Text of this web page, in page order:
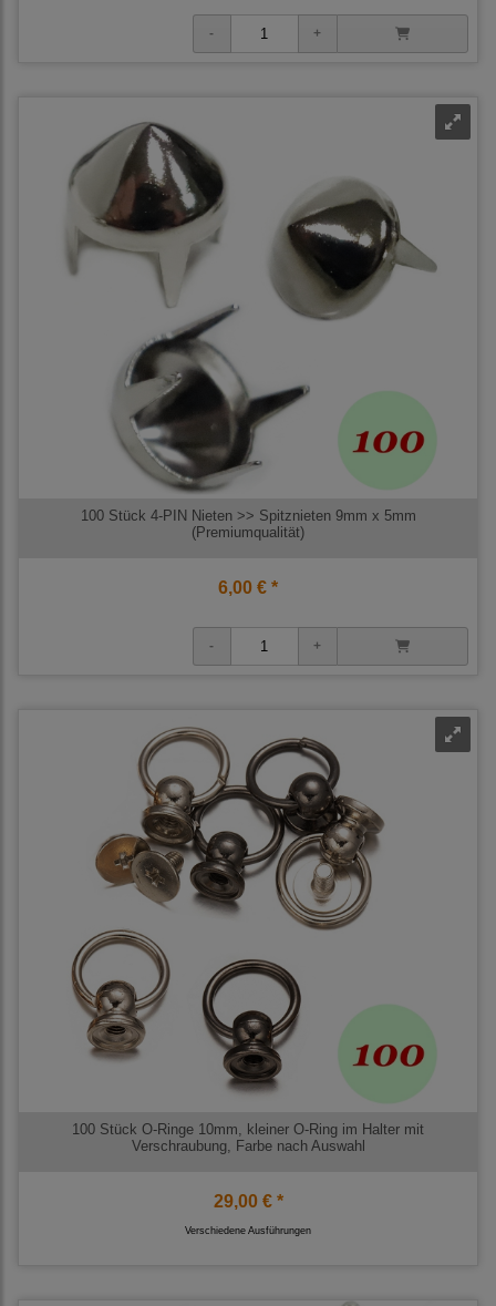
100 Stück 4-PIN Nieten >> Spitznieten 9mm x 5mm
(Premiumqualität)
6,00 € *
100 Stück O-Ringe 10mm, kleiner O-Ring im Halter mit
Verschraubung, Farbe nach Auswahl
29,00 € *
Verschiedene Ausführungen